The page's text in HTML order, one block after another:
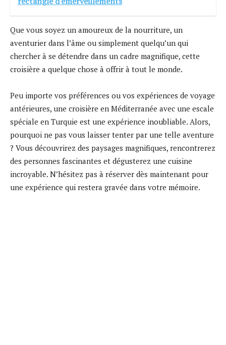
Que vous soyez un amoureux de la nourriture, un
aventurier dans l’âme ou simplement quelqu’un qui
chercher à se détendre dans un cadre magnifique, cette
croisière a quelque chose à offrir à tout le monde.
Peu importe vos préférences ou vos expériences de voyage
antérieures, une croisière en Méditerranée avec une escale
spéciale en Turquie est une expérience inoubliable. Alors,
pourquoi ne pas vous laisser tenter par une telle aventure
? Vous découvrirez des paysages magnifiques, rencontrerez
des personnes fascinantes et dégusterez une cuisine
incroyable. N’hésitez pas à réserver dès maintenant pour
une expérience qui restera gravée dans votre mémoire.